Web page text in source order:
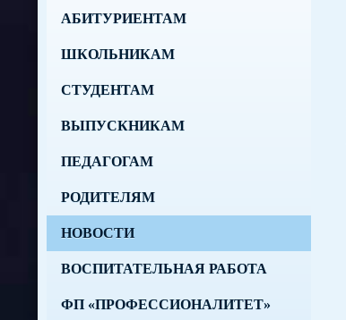
АБИТУРИЕНТАМ
ШКОЛЬНИКАМ
СТУДЕНТАМ
ВЫПУСКНИКАМ
ПЕДАГОГАМ
РОДИТЕЛЯМ
НОВОСТИ
ВОСПИТАТЕЛЬНАЯ РАБОТА
ФП «ПРОФЕССИОНАЛИТЕТ»